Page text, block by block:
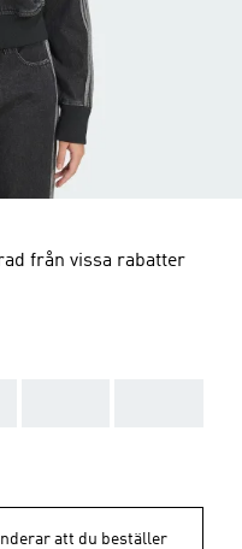
från vissa rabatter
att du beställer